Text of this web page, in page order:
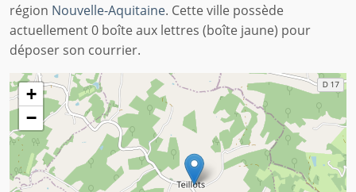
région Nouvelle-Aquitaine. Cette ville possède
actuellement 0 boîte aux lettres (boîte jaune) pour
déposer son courrier.
+
−